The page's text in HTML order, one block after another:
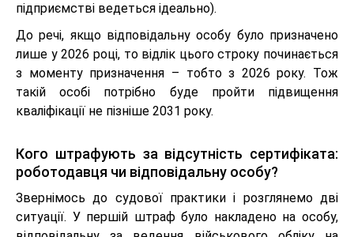
підприємстві ведеться ідеально).
До речі, якщо відповідальну особу було призначено
лише у 2026 році, то відлік цього строку починається
з моменту призначення – тобто з 2026 року. Тож
такій особі потрібно буде пройти підвищення
кваліфікації не пізніше 2031 року.
Кого штрафують за відсутність сертифіката:
роботодавця чи відповідальну особу?
Звернімось до судової практики і розглянемо дві
ситуації. У першій штраф було накладено на особу,